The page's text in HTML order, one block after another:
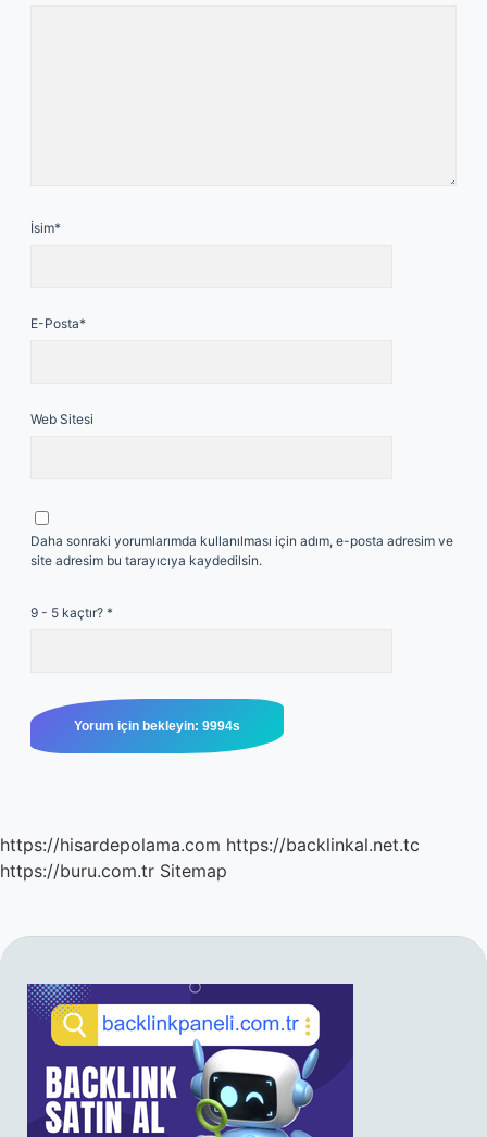
İsim*
E-Posta*
Web Sitesi
Daha sonraki yorumlarımda kullanılması için adım, e-posta adresim ve
site adresim bu tarayıcıya kaydedilsin.
9 - 5 kaçtır? *
https://hisardepolama.com https://backlinkal.net.tc
https://buru.com.tr Sitemap
SIDEBAR